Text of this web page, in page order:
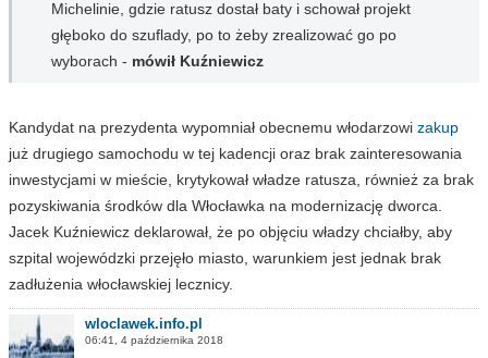
Michelinie, gdzie ratusz dostał baty i schował projekt
głęboko do szuflady, po to żeby zrealizować go po
wyborach - mówił Kuźniewicz
Kandydat na prezydenta wypomniał obecnemu włodarzowi zakup
już drugiego samochodu w tej kadencji oraz brak zainteresowania
inwestycjami w mieście, krytykował władze ratusza, również za brak
pozyskiwania środków dla Włocławka na modernizację dworca.
Jacek Kuźniewicz deklarował, że po objęciu władzy chciałby, aby
szpital wojewódzki przejęło miasto, warunkiem jest jednak brak
zadłużenia włocławskiej lecznicy.
wloclawek.info.pl
06:41, 4 października 2018